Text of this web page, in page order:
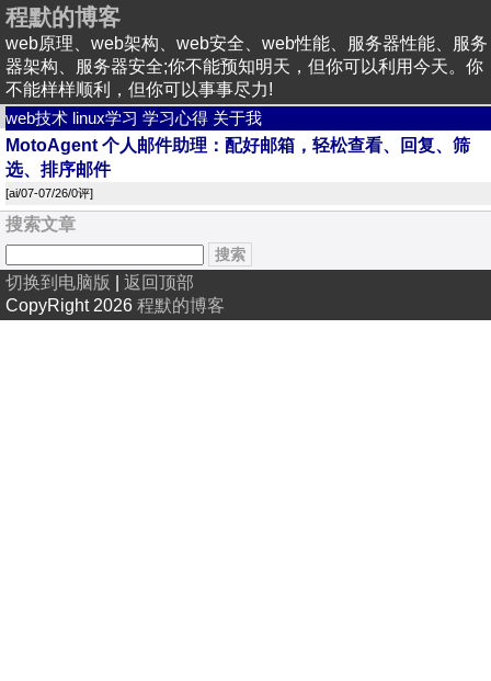
程默的博客
web原理、web架构、web安全、web性能、服务器性能、服务
器架构、服务器安全;你不能预知明天，但你可以利用今天。你
不能样样顺利，但你可以事事尽力!
web技术 linux学习 学习心得 关于我
MotoAgent 个人邮件助理：配好邮箱，轻松查看、回复、筛
选、排序邮件
[ai/07-07/26/0评]
搜索文章
切换到电脑版
返回顶部
CopyRight 2026 程默的博客